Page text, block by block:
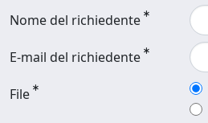
Nome del richiedente
E-mail del richiedente
File